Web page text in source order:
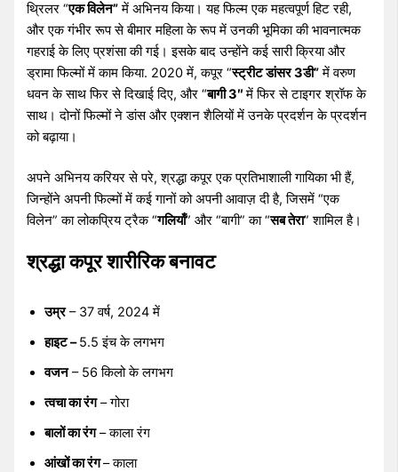
थ्रिलर “एक विलेन”में अभिनय किया। यह फिल्म एक महत्वपूर्ण हिट रही,
और एक गंभीर रूप से बीमार महिला के रूप में उनकी भूमिका की भावनात्मक
गहराई के लिए प्रशंसा की गई। इसके बाद उन्होंने कई सारी क्रिया और
ड्रामा फिल्मों में काम किया. 2020 में, कपूर “स्ट्रीट डांसर 3डी”में वरुण
धवन के साथ फिर से दिखाई दिए, और “बागी 3″में फिर से टाइगर श्रॉफ के
साथ। दोनों फिल्मों ने डांस और एक्शन शैलियों में उनके प्रदर्शन के प्रदर्शन
को बढ़ाया।
अपने अभिनय करियर से परे, श्रद्धा कपूर एक प्रतिभाशाली गायिका भी हैं,
जिन्होंने अपनी फिल्मों में कई गानों को अपनी आवाज़ दी है, जिसमें “एक
विलेन” का लोकप्रिय ट्रैक “गलियाँ” और “बागी” का “सब तेरा” शामिल है।
श्रद्धा कपूर शारीरिक बनावट
उम्र– 37 वर्ष, 2024 में
हाइट –5.5 इंच के लगभग
वजन– 56 किलो के लगभग
त्वचा का रंग– गोरा
बालों का रंग– काला रंग
आंखों का रंग– काला